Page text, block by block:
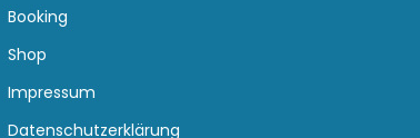
Booking
Shop
Impressum
Datenschutzerklärung